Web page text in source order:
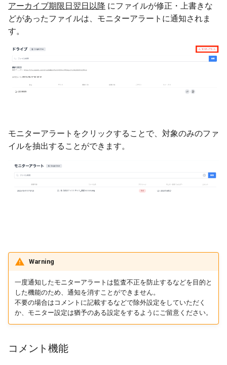
アーカイブ期限日翌日以降 にファイルが修正・上書きな
どがあったファイルは、モニターアラートに通知されま
す。
モニターアラートをクリックすることで、対象のみのファ
イルを抽出することができます。
Warning
一度通知したモニターアラートは監査不正を防止するなどを目的と
した機能のため、通知を消すことができません。
不要の場合はコメントに記載するなどで除外設定をしていただく
か、モニター設定は猶予のある設定をするようにご留意ください。
コメント機能